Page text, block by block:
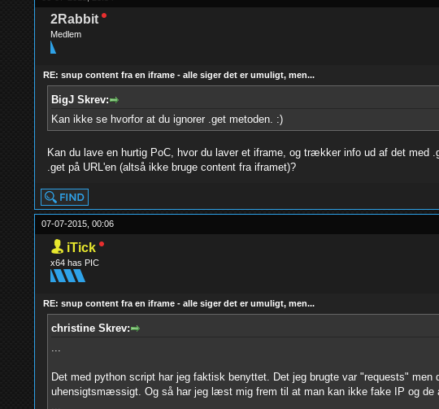
2Rabbit
Medlem
RE: snup content fra en iframe - alle siger det er umuligt, men...
BigJ Skrev:
Kan ikke se hvorfor at du ignorer .get metoden. :)
Kan du lave en hurtig PoC, hvor du laver et iframe, og trækker info ud af det
.get på URL'en (altså ikke bruge content fra iframet)?
07-07-2015, 00:06
iTick
x64 has PIC
RE: snup content fra en iframe - alle siger det er umuligt, men...
christine Skrev:
Det med python script har jeg faktisk benyttet. Det jeg brugte var "requests"
uhensigtsmæssigt. Og så har jeg læst mig frem til at man kan ikke fake IP og